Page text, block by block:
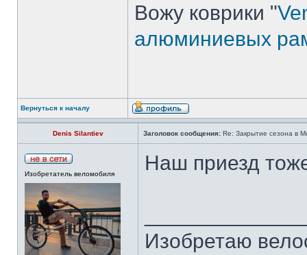
Вожу коврики "
алюминиевых
Вернуться к началу
Denis Silantiev Заголовок сообщения: Re: Закрытие сезона в
Изобретатель веломобиля Наш приезд
Изобретаю